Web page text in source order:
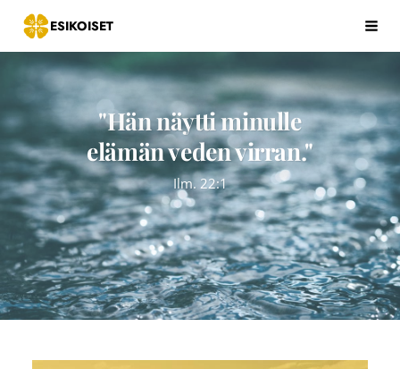
Siirry
sivun
sisältöön
ESIKOISET
"Hän näytti minulle
elämän veden virran."
Ilm. 22:1